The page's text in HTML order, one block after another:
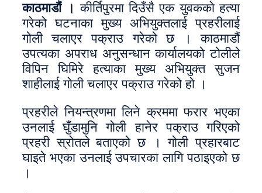
काठमाडौं । कीर्तिपुरमा दिउँसै एक युवकको हत्या
गरेको घटनाका मुख्य अभियुक्तलाई प्रहरीलाई
गोली चलाएर पक्राउ गरेको छ । काठमाडौं
उपत्यका अपराध अनुसन्धान कार्यालयको टोलीले
विपिन घिमिरे हत्याका मुख्य अभियुक्त सुजन
शाहीलाई गोली चलाएर पक्राउ गरेको हो ।
प्रहरीले नियन्त्रणमा लिने क्रममा फरार भएका
उनलाई घुँडामुनि गोली हानेर पक्राउ गरिएको
प्रहरी स्रोतले बताएको छ । गोली प्रहारबाट
घाइते भएका उनलाई उपचारका लागि पठाइएको छ
।